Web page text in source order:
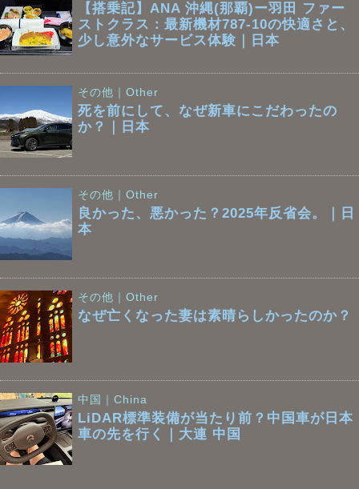
【搭乗記】ANA 沖縄(那覇)ー羽田 ファー
ストクラス：最新機材787-10の快適さと、
少し意外なサービス体験｜日本
その他｜Other
死を前にして、なぜ新車にこだわったの
か？｜日本
その他｜Other
良かった、悪かった？2025年反省会。｜日
本
その他｜Other
なぜ亡くなった妻は素晴らしかったのか？
中国｜China
LiDAR標準装備が当たり前？中国車が日本
車の先を行く｜大連 中国